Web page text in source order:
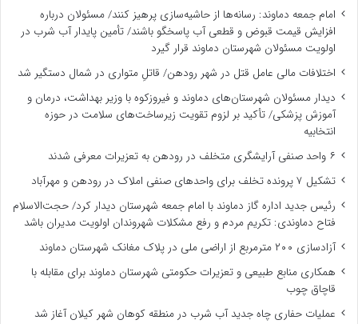
امام جمعه دماوند: رسانه‌ها از حاشیه‌سازی پرهیز کنند/ مسئولان درباره
افزایش قیمت قبوض و قطعی آب پاسخگو باشند/ تأمین پایدار آب شرب در
اولویت مسئولان شهرستان دماوند قرار گیرد
اختلافات مالی عامل قتل در شهر رودهن/ قاتلِ متواری در شمال دستگیر شد
دیدار مسئولان شهرستان‌های دماوند و فیروزکوه با وزیر بهداشت، درمان و
آموزش پزشکی/ تأکید بر لزوم تقویت زیرساخت‌های سلامت در حوزه
انتخابیه
۶ واحد صنفی آرایشگری متخلف در رودهن به تعزیرات معرفی شدند
تشکیل ۷ پرونده تخلف برای واحدهای صنفی املاک در رودهن و مهرآباد
رئیس جدید اداره گاز دماوند با امام جمعه شهرستان دیدار کرد/ حجت‌الاسلام
فتاح دماوندی: تکریم مردم و رفع مشکلات شهروندان اولویت مدیران باشد
آزادسازی ۲۰۰ مترمربع از اراضی ملی در پلاک مغانک شهرستان دماوند
همکاری منابع طبیعی و تعزیرات حکومتی شهرستان دماوند برای مقابله با
قاچاق چوب
عملیات حفاری چاه جدید آب شرب در منطقه کوهان شهر کیلان آغاز شد